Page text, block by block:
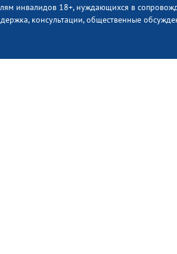
инвалидов 18+, нуждающихся в
консультации, общественные